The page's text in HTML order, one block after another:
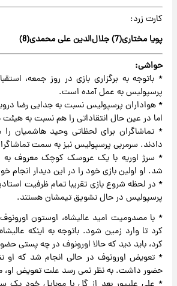
کارت زرد:
پویا مختاری(7) جلال‌الدین علی محمدی(8)
حواشی:
* باتوجه به برگزاری بازی در روز جمعه،
پرسپولیس به عمل آمده است.
* هواداران پرسپولیس نسبت به جدایی رضا
اما در عین حال انتقاداتی را هم نسبت به هیئت
* تماشاگران برای لحظاتی وحید هاشمیان
دادند. سرمربی پرسپولیس نیز به سمت
* سرژ اوریه با یک عروسک کوچک معروف به
شد. او اولین بازی خود را در این دیدار انجام
* در لحظه شروع بازی تقریبا تمام ظرفیت
پرسپولیس در حال تشویق تیمشان هستند.
* با مصدومیت امید عالیشاه، اوستون
کرد تا وارد زمین شود. باتوجه به اینکه
کرد، باید دید که حالا اورونوف در چه پستی
حضور داشت. به نظر نمی رسد علت تعویض